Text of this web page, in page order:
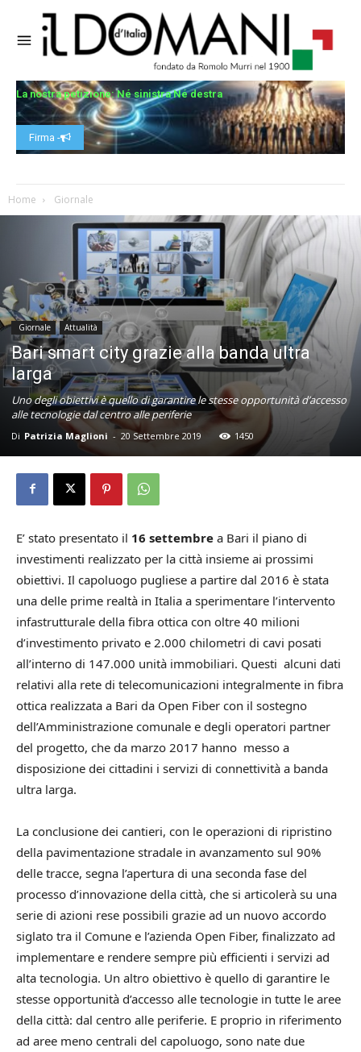
La nostra petizione: Né sinistra Né destra
Firma -
Home Giornale
Giornale Attualità
Bari smart city grazie alla banda ultra
larga
Uno degli obiettivi è quello di garantire le stesse opportunità d’accesso
alle tecnologie dal centro alle periferie
Di Patrizia Maglioni - 20 Settembre 2019 1450
E’ stato presentato il 16 settembre a Bari il piano di
investimenti realizzato per la città insieme ai prossimi
obiettivi. Il capoluogo pugliese a partire dal 2016 è stata
una delle prime realtà in Italia a sperimentare l’intervento
infastrutturale della fibra ottica con oltre 40 milioni
d’investimento privato e 2.000 chilometri di cavi posati
all’interno di 147.000 unità immobiliari. Questi alcuni dati
relativi alla rete di telecomunicazioni integralmente in fibra
ottica realizzata a Bari da Open Fiber con il sostegno
dell’Amministrazione comunale e degli operatori partner
del progetto, che da marzo 2017 hanno messo a
disposizione dei cittadini i servizi di connettività a banda
ultra larga.
La conclusione dei cantieri, con le operazioni di ripristino
della pavimentazione stradale in avanzamento sul 90%
delle tracce, segna l’apertura di una seconda fase del
processo d’innovazione della città, che si articolerà su una
serie di azioni rese possibili grazie ad un nuovo accordo
siglato tra il Comune e l’azienda Open Fiber, finalizzato ad
implementare e rendere sempre più efficienti i servizi ad
alta tecnologia. Un altro obiettivo è quello di garantire le
stesse opportunità d’accesso alle tecnologie in tutte le aree
della città: dal centro alle periferie. E proprio in riferimento
ad aree meno centrali del capoluogo, sono nate due